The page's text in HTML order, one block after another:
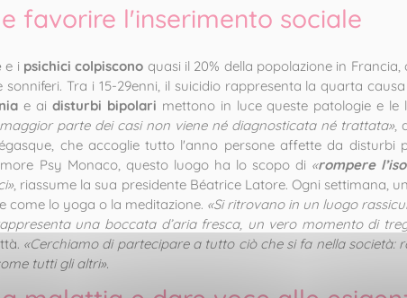
favorire l'inserimento sociale
e i psichici colpiscono quasi il 20% della popolazione in
Tra i 15-29enni, il suicidio rappresenta la quarta
e ai disturbi bipolari mettono in luce queste patologie e le
parte dei casi non viene né diagnosticata né trattata»,
che accoglie tutto l'anno persone affette da
Psy Monaco, questo luogo ha lo scopo di «rompere
, riassume la sua presidente Béatrice Latore. Ogni settimana,
come lo yoga o la meditazione. «Si ritrovano in un luogo
una boccata d’aria fresca, un vero momento di
«Cerchiamo di partecipare a tutto ciò che si fa nella società:
tutti gli altri».